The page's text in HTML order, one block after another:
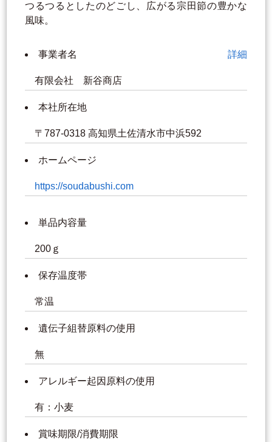
つるつるとしたのどごし、広がる宗田節の豊かな
風味。
事業者名 詳細
有限会社 新谷商店
本社所在地
〒787-0318 高知県土佐清水市中浜592
ホームページ
https://soudabushi.com
単品内容量
200ｇ
保存温度帯
常温
遺伝子組替原料の使用
無
アレルギー起因原料の使用
有：小麦
賞味期限/消費期限